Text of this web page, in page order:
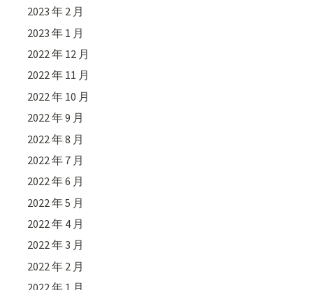
2023 年 2 月
2023 年 1 月
2022 年 12 月
2022 年 11 月
2022 年 10 月
2022 年 9 月
2022 年 8 月
2022 年 7 月
2022 年 6 月
2022 年 5 月
2022 年 4 月
2022 年 3 月
2022 年 2 月